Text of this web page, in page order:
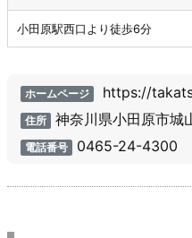
小田原駅西口より徒歩6分
ホームページ https://
住所 神奈川県小田原市
電話番号 0465-24-4300